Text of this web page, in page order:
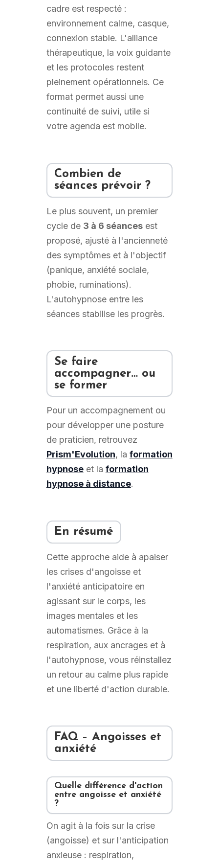
cadre est respecté :
environnement calme, casque,
connexion stable. L'alliance
thérapeutique, la voix guidante
et les protocoles restent
pleinement opérationnels. Ce
format permet aussi une
continuité de suivi, utile si
votre agenda est mobile.
Combien de
séances prévoir ?
Le plus souvent, un premier
cycle de 3 à 6 séancesest
proposé, ajusté à l'ancienneté
des symptômes et à l'objectif
(panique, anxiété sociale,
phobie, ruminations).
L'autohypnose entre les
séances stabilise les progrès.
Se faire
accompagner… ou
se former
Pour un accompagnement ou
pour développer une posture
de praticien, retrouvez
Prism'Evolution, la formation
hypnoseet la formation
hypnose à distance.
En résumé
Cette approche aide à apaiser
les crises d'angoisse et
l'anxiété anticipatoire en
agissant sur le corps, les
images mentales et les
automatismes. Grâce à la
respiration, aux ancrages et à
l'autohypnose, vous réinstallez
un retour au calme plus rapide
et une liberté d'action durable.
FAQ – Angoisses et
anxiété
Quelle différence d'action
entre angoisse et anxiété
?
On agit à la fois sur la crise
(angoisse) et sur l'anticipation
anxieuse : respiration,